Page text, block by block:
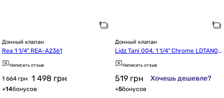
Донный клапан
Rea 1 1/4" REA-A2361
Написать отзыв
1 664 грн 1 498 грн
+14бонусов
Донный клапан
Lidz Tani 004, 1 1/4" Chrome LDTAN00
4CRM32527
Написать отзыв
519 грн Хочешь дешевле?
+5бонусов